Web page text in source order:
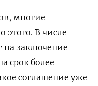
многие
этого. В числе
на заключение
срок более
соглашение уже